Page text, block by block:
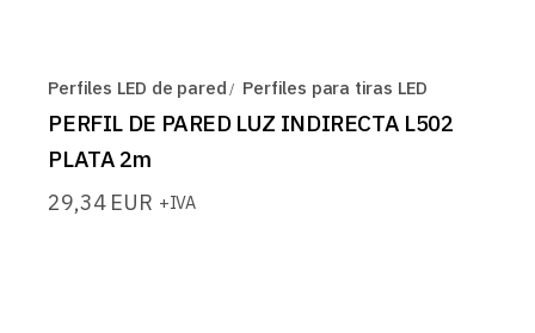
Perfiles LED de pared Perfiles para tiras LED
PERFIL DE PARED LUZ INDIRECTA L502
PLATA 2m
29,34 EUR +IVA